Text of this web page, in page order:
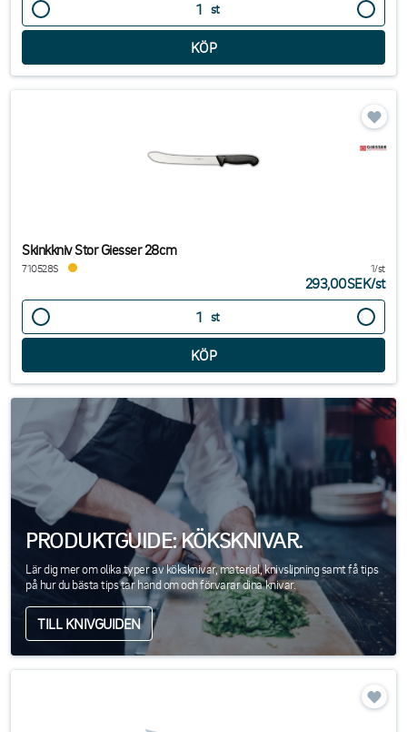
st
Skinkkniv Stor Giesser 28cm
710528S 1/st
293,00SEK/st
st
PRODUKTGUIDE: KÖKSKNIVAR.
Lär dig mer om olika typer av köksknivar, material, knivslipning samt få tips
på hur du bästa tips tar hand om och förvarar dina knivar.
TILL KNIVGUIDEN